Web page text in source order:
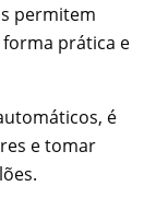
permitem
prática e
é
e tomar